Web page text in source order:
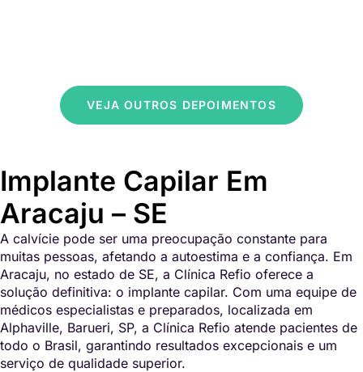
VEJA OUTROS DEPOIMENTOS
Implante Capilar Em
Aracaju – SE
A calvície pode ser uma preocupação constante para
muitas pessoas, afetando a autoestima e a confiança. Em
Aracaju, no estado de SE, a Clínica Refio oferece a
solução definitiva: o implante capilar. Com uma equipe de
médicos especialistas e preparados, localizada em
Alphaville, Barueri, SP, a Clínica Refio atende pacientes de
todo o Brasil, garantindo resultados excepcionais e um
serviço de qualidade superior.